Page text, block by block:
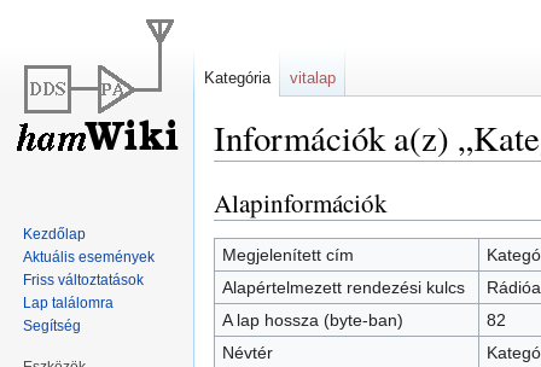
Információk a(z)
Ugrás
a
navigációhoz
Ugrás
a
kereséshez
Alapinformációk
Megjelenített cím
Alapértelmezett rendezési kulcs
A lap hossza (byte-ban)
82
Névtér
Kategória vitalap
Kezdőlap
Aktuális események
Friss változtatások
Lap találomra
Segítség